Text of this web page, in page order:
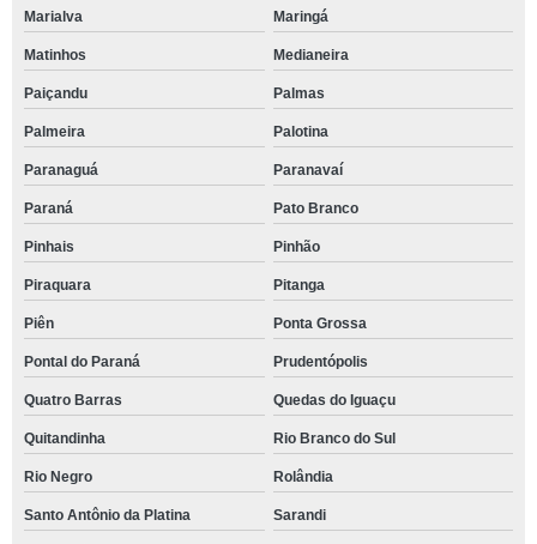
Marialva Maringá
Matinhos Medianeira
Paiçandu Palmas
Palmeira Palotina
Paranaguá Paranavaí
Paraná Pato Branco
Pinhais Pinhão
Piraquara Pitanga
Piên Ponta Grossa
Pontal do Paraná Prudentópolis
Quatro Barras Quedas do Iguaçu
Quitandinha Rio Branco do Sul
Rio Negro Rolândia
Santo Antônio da Platina Sarandi